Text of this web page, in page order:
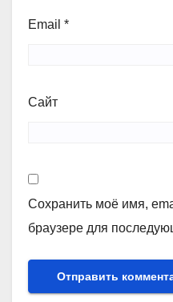
Email *
Сайт
Сохранить моё имя,
браузере для